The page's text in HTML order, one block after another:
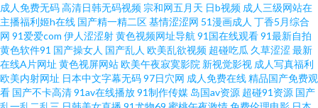
页 91网站在线免费观看下载 欧美亚洲天堂网 91性爱直播 欧美久久一欠 91色
花堂 欧美亚洲麻豆成人 91视频论坛 人妻精品乱码av 肏屄天堂 先锋av最新 国
产精品无毒久久 亚洲aa 福利社伊人 伊人伊蕉 欧美激情24P 91蜜桃短视频 欧
成人免费无码高清日韩无码视频 宗和网五月天 日b视频 成人三级网站在
主播福利姬h在线 国产精一精二区基情涩涩网 51漫画成人 丁香5月综合
网 91爱爱com 伊人涩涩射黄色视频网址导航 91国在线观看91最新自拍
黄色软件91 国产操女人 国产乱人 欧美乱欲视频 超碰吃瓜 久草涩涩 最新
在线A片网址 黄色视屏网站欧美午夜寂寞影院 新视觉影视 成人写真福利
欧美内射网址 日本中文字幕无码97日穴网 成人免费在线精品国产免费观
看 国产不卡高清91av在线播放91制作传媒 岛国av资源 超碰91资源 国产